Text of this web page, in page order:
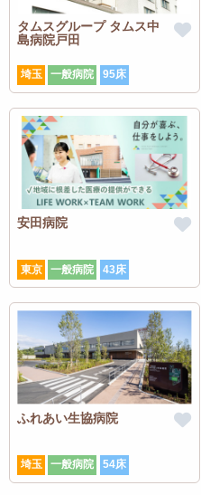
タムスグループ タムス中
島病院戸田
埼玉 一般病院 95床
安田病院
東京 一般病院 43床
ふれあい生協病院
埼玉 一般病院 54床